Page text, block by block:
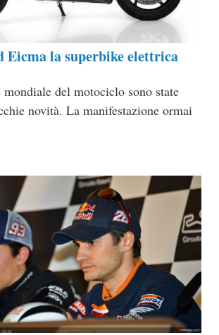
Eicma la superbike elettrica
mondiale del motociclo sono state
novità. La manifestazione ormai